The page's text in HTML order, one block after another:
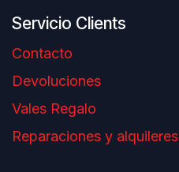
Servicio Clients
Contacto
Devoluciones
Vales Regalo
Reparaciones y alquileres